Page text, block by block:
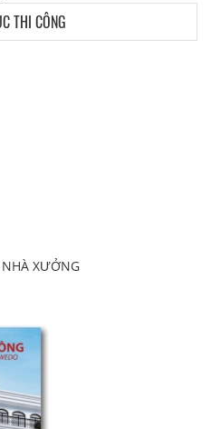
THI CÔNG
XƯỞNG